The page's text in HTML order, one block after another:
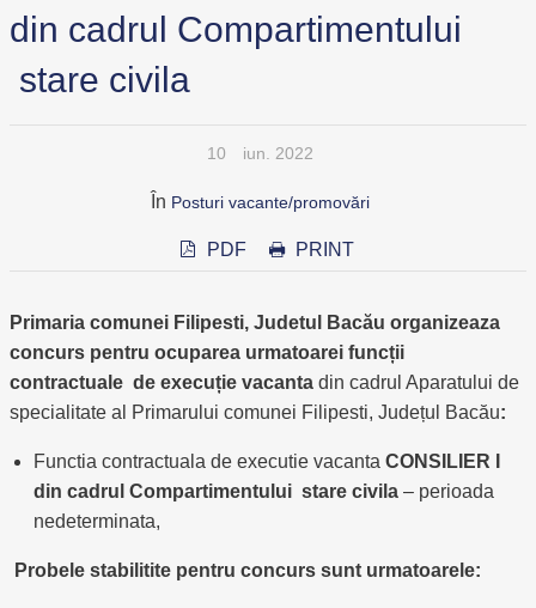
din cadrul Compartimentului
stare civila
10 iun. 2022
În Posturi vacante/promovări
PDF PRINT
Primaria comunei Filipesti, Judetul Bacău organizeaza
concurs pentru ocuparea urmatoarei funcții
contractuale de execuție vacanta din cadrul Aparatului de
specialitate al Primarului comunei Filipesti, Județul Bacău:
Functia contractuala de executie vacanta CONSILIER I
din cadrul Compartimentului stare civila – perioada
nedeterminata,
Probele stabilitite pentru concurs sunt urmatoarele: